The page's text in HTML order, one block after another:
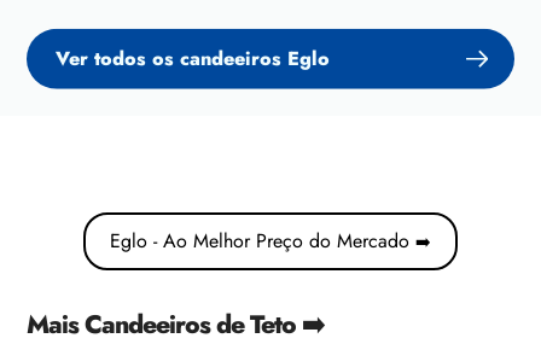
Ver todos os candeeiros Eglo
Eglo - Ao Melhor Preço do Mercado ➡️
Mais Candeeiros de Teto ➡️